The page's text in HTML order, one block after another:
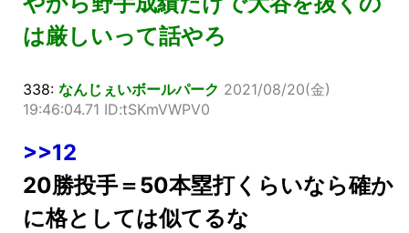
は厳しいって話やろ
338: なんじぇいボールパーク 2021/08/20(金)
19:46:04.71 ID:tSKmVWPV0
>>12
20勝投手＝50本塁打くらいなら確か
に格としては似てるな